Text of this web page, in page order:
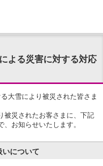
よる災害に対する対応
大雪により被災された皆さま
被災されたお客さまに、下記
お知らせいたします。
いについて